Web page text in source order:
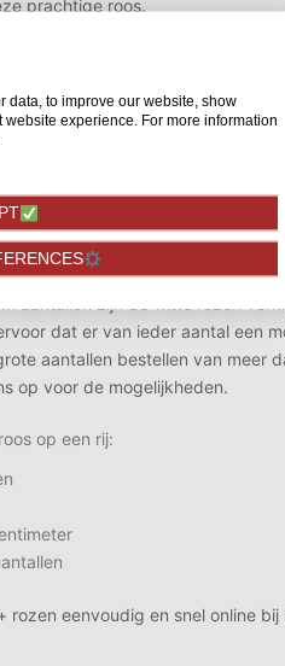
prachtige roos.
bloem en zijn een aanvulling
een frisse, levendige aanblik
bijna altijd uit tot een
houdbaarheid zodat u optimaal
uit ons topsegment en doet
De witte rozen zijn door het
over een steellengte 70
vazen. Nog niet de juiste
In aantallen zijn de witte rozen
dat er van ieder aantal een
aantallen bestellen van meer
op voor de mogelijkheden.
op een rij:
rozen eenvoudig en snel online bij
data, to improve our website, show
experience. For more information